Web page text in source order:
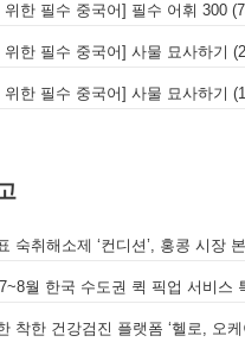
위한 필수 중국어] 필수 어휘 300
위한 필수 중국어] 사물 묘사하기
위한 필수 중국어] 사물 묘사하기
월 한국 수도권 퀵 픽업 서비스
착한 건강검진 플랫폼 ‘헬로, 오케